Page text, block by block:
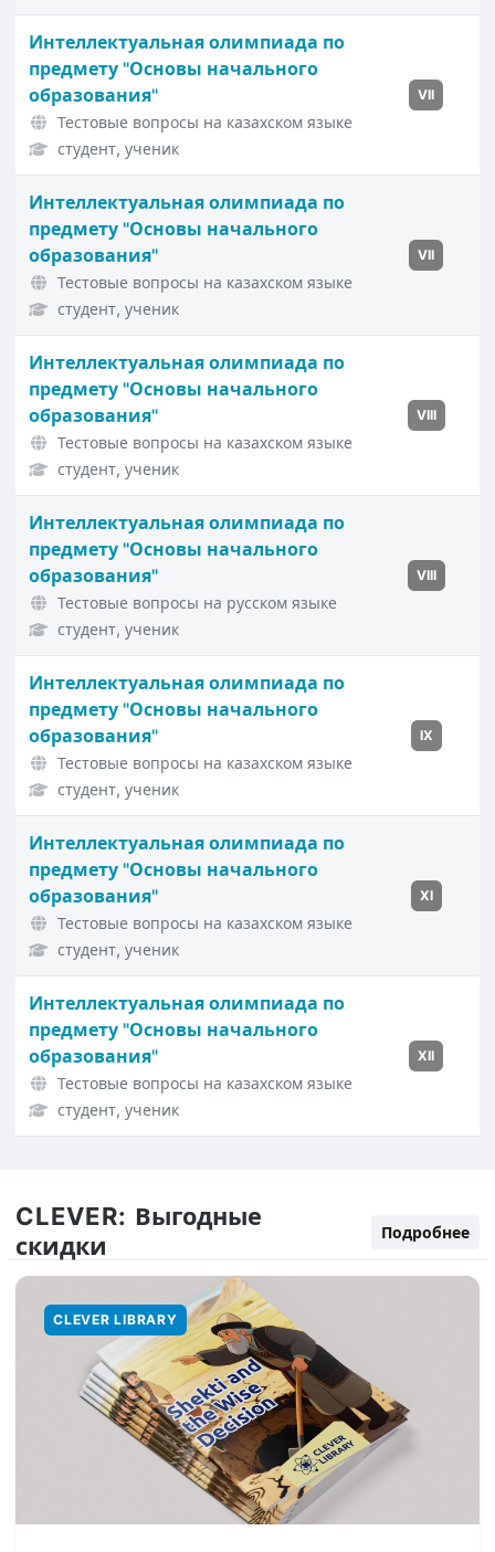
Интеллектуальная олимпиада по
предмету "Основы начального
образования"
Тестовые вопросы на казахском языке
студент, ученик
VII
Интеллектуальная олимпиада по
предмету "Основы начального
образования"
Тестовые вопросы на казахском языке
студент, ученик
VII
Интеллектуальная олимпиада по
предмету "Основы начального
образования"
Тестовые вопросы на казахском языке
студент, ученик
VIII
Интеллектуальная олимпиада по
предмету "Основы начального
образования"
Тестовые вопросы на русском языке
студент, ученик
VIII
Интеллектуальная олимпиада по
предмету "Основы начального
образования"
Тестовые вопросы на казахском языке
студент, ученик
IX
Интеллектуальная олимпиада по
предмету "Основы начального
образования"
Тестовые вопросы на казахском языке
студент, ученик
XI
Интеллектуальная олимпиада по
предмету "Основы начального
образования"
Тестовые вопросы на казахском языке
студент, ученик
XII
CLEVER: Выгодные
скидки
Подробнее
CLEVER LIBRARY